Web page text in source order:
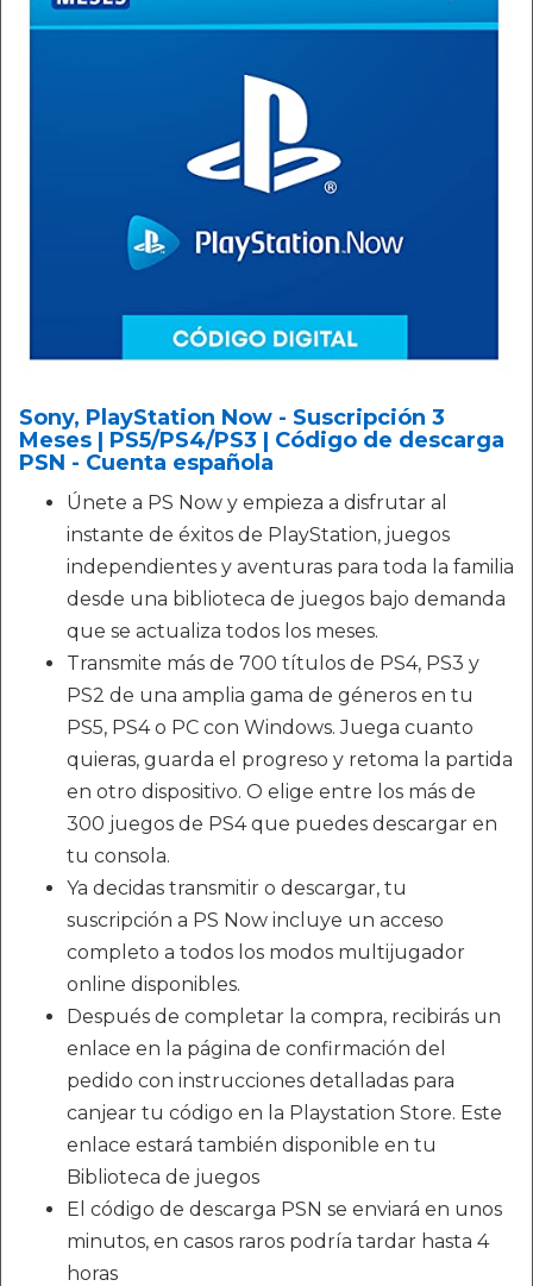
Sony, PlayStation Now - Suscripción 3
Meses | PS5/PS4/PS3 | Código de descarga
PSN - Cuenta española
Únete a PS Now y empieza a disfrutar al
instante de éxitos de PlayStation, juegos
independientes y aventuras para toda la familia
desde una biblioteca de juegos bajo demanda
que se actualiza todos los meses.
Transmite más de 700 títulos de PS4, PS3 y
PS2 de una amplia gama de géneros en tu
PS5, PS4 o PC con Windows. Juega cuanto
quieras, guarda el progreso y retoma la partida
en otro dispositivo. O elige entre los más de
300 juegos de PS4 que puedes descargar en
tu consola.
Ya decidas transmitir o descargar, tu
suscripción a PS Now incluye un acceso
completo a todos los modos multijugador
online disponibles.
Después de completar la compra, recibirás un
enlace en la página de confirmación del
pedido con instrucciones detalladas para
canjear tu código en la Playstation Store. Este
enlace estará también disponible en tu
Biblioteca de juegos
El código de descarga PSN se enviará en unos
minutos, en casos raros podría tardar hasta 4
horas